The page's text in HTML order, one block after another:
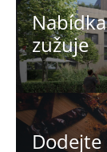
zužuje